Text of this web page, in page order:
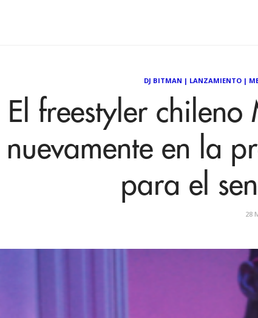
DJ BITMAN | LANZAMIENTO |
El freestyler
nuevamente en la
para el
28